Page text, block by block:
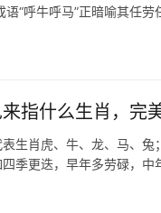
“呼牛呼马”正暗喻其任
指什么生肖，完
生肖虎、牛、龙、马、
季更迭，早年多劳碌，